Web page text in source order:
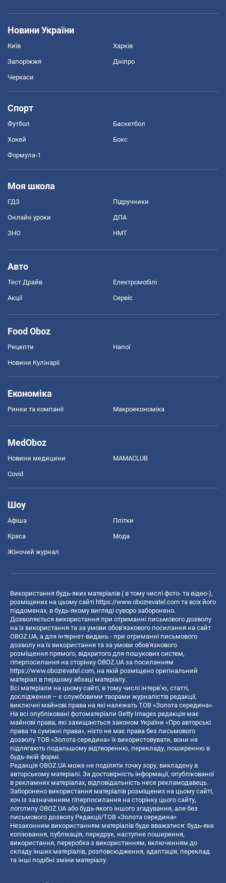
Новини України
Київ Харків
Запоріжжя Дніпро
Черкаси
Спорт
Футбол Баскетбол
Хокей Бокс
Формула-1
Моя школа
ГДЗ Підручники
Онлайн уроки ДПА
ЗНО НМТ
Авто
Тест Драйв Електромобілі
Акції Сервіс
Food Oboz
Рецепти Напої
Новини Кулінарії
Економіка
Ринки та компанії Макроекономіка
MedOboz
Новини медицини MAMACLUB
Covid
Шоу
Афіша Плітки
Краса Мода
Жіночий журнал
Використання будь-яких матеріалів ( в тому числі фото- та відео-),
розміщених на цьому сайті https://www.obozrevatel.com та всіх його
піддоменах, в будь-якому вигляді суворо заборонено.
Дозволяється використання при отриманні письмового дозволу
на їх використання та за умови обов'язкового посилання на сайт
OBOZ.UA, а для інтернет-видань - при отриманні письмового
дозволу на їх використання та за умови обов'язкового
розміщення прямого, відкритого для пошукових систем,
гіперпосилання на сторінку OBOZ.UA за посиланням
https://www.obozrevatel.com, на якій розміщено оригінальний
матеріал в першому абзаці матеріалу.
Всі матеріали на цьому сайті, в тому числі інтерв’ю, статті,
дослідження – є службовими творами журналістів редакції,
виключні майнові права на які належать ТОВ «Золота середина».
На всі опубліковані фотоматеріали Getty Images редакція має
майнові права, які захищаються законом України «Про авторські
права та суміжні права», ніхто не має права без письмового
дозволу ТОВ «Золота середина» їх використовувати, вони не
підлягають подальшому відтворенню, перекладу, поширенню в
будь-якій формі.
Редакція OBOZ.UA може не поділяти точку зору, викладену в
авторському матеріалі. За достовірність інформації, опублікованої
в рекламних матеріалах, відповідальність несе рекламодавець.
Заборонено використання матеріалів розміщених на цьому сайті,
хоч із зазначенням гіперпосилання на сторінку цього сайту,
логотипу OBOZ.UA або будь-якого іншого згадування, але без
письмового дозволу Редакції/ТОВ «Золота середина»
Незаконним використанням матеріалів буде вважатися: будь-яке
копiювання, публiкацiя, передрук, наступне поширення,
використання, переробка з використанням, включенням до
складу інших матеріалів, розповсюдження, адаптація, переклад
та інші подібні зміни матеріалу.